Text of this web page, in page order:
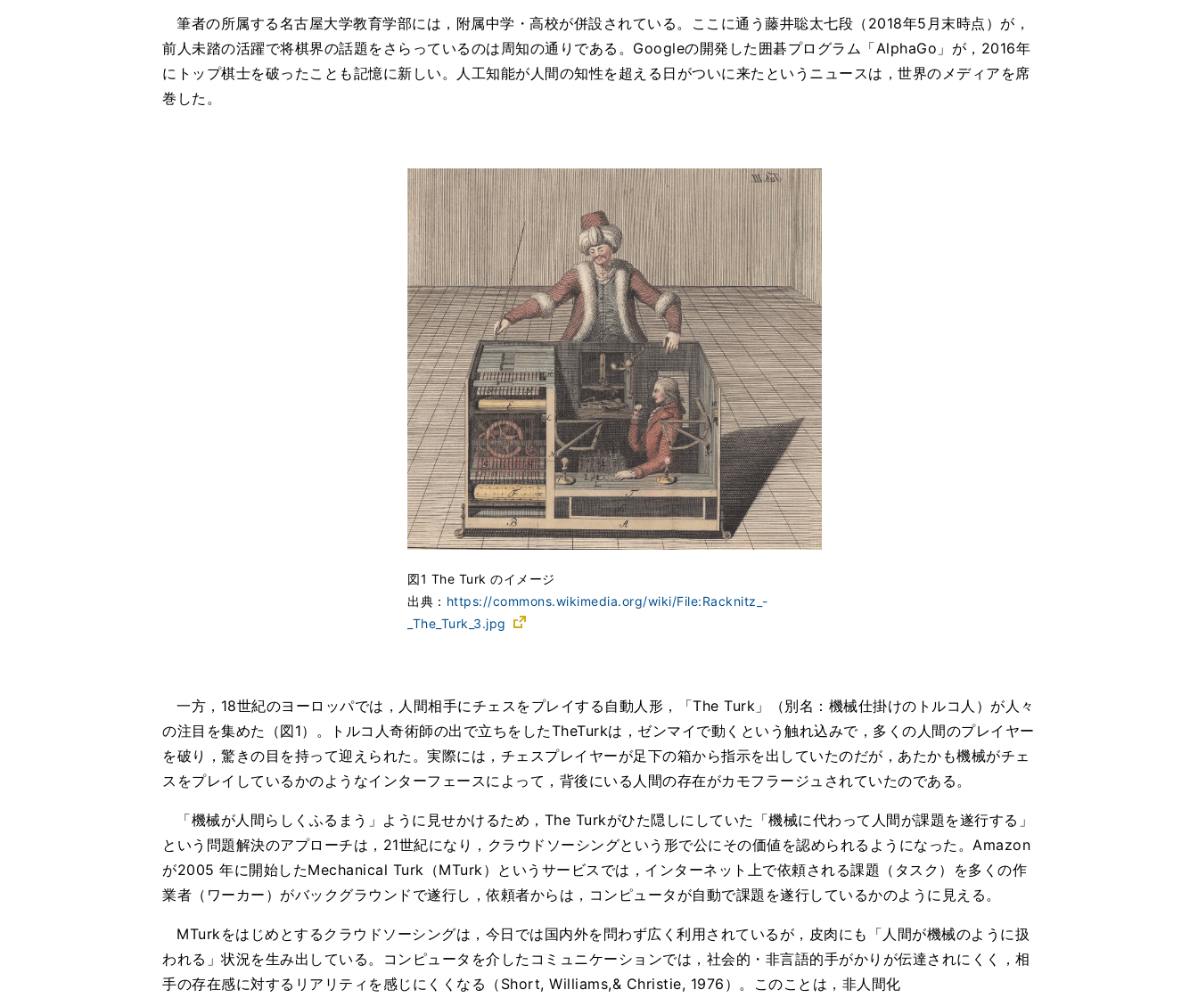
筆者の所属する名古屋大学教育学部には，附属中学・高校が併設されている。ここに通う藤井聡太七段（2018年5月末時点）が，
前人未踏の活躍で将棋界の話題をさらっているのは周知の通りである。Googleの開発した囲碁プログラム「AlphaGo」が，2016年
にトップ棋士を破ったことも記憶に新しい。人工知能が人間の知性を超える日がついに来たというニュースは，世界のメディアを席
巻した。
図1 The Turk のイメージ
出典： https://commons.wikimedia.org/wiki/File:Racknitz_-
_The_Turk_3.jpg
一方，18世紀のヨーロッパでは，人間相手にチェスをプレイする自動人形，「The Turk」（別名：機械仕掛けのトルコ人）が人々
の注目を集めた（図1）。トルコ人奇術師の出で立ちをしたTheTurkは，ゼンマイで動くという触れ込みで，多くの人間のプレイヤー
を破り，驚きの目を持って迎えられた。実際には，チェスプレイヤーが足下の箱から指示を出していたのだが，あたかも機械がチェ
スをプレイしているかのようなインターフェースによって，背後にいる人間の存在がカモフラージュされていたのである。
「機械が人間らしくふるまう」ように見せかけるため，The Turkがひた隠しにしていた「機械に代わって人間が課題を遂行する」
という問題解決のアプローチは，21世紀になり，クラウドソーシングという形で公にその価値を認められるようになった。Amazon
が2005 年に開始したMechanical Turk（MTurk）というサービスでは，インターネット上で依頼される課題（タスク）を多くの作
業者（ワーカー）がバックグラウンドで遂行し，依頼者からは，コンピュータが自動で課題を遂行しているかのように見える。
MTurkをはじめとするクラウドソーシングは，今日では国内外を問わず広く利用されているが，皮肉にも「人間が機械のように扱
われる」状況を生み出している。コンピュータを介したコミュニケーションでは，社会的・非言語的手がかりが伝達されにくく，相
手の存在感に対するリアリティを感じにくくなる（Short, Williams,& Christie, 1976）。このことは，非人間化